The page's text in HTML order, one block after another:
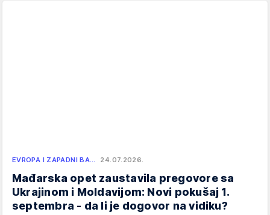
EVROPA I ZAPADNI BA… 24.07.2026.
Mađarska opet zaustavila pregovore sa
Ukrajinom i Moldavijom: Novi pokušaj 1.
septembra - da li je dogovor na vidiku?